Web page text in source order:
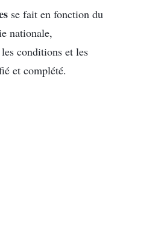
se fait en fonction du
nationale,
conditions et les
et complété.